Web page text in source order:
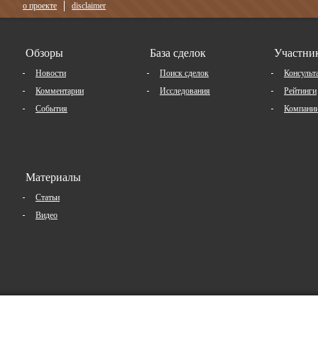
о проекте disclaimer
Обзоры
Новости
Комментарии
События
База сделок
Поиск сделок
Исследования
Рейтинги
Материалы
Статьи
Видео